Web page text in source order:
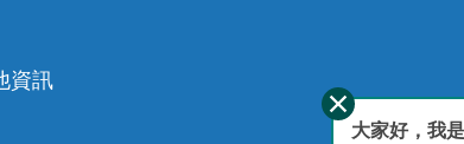
資訊
大家好，我